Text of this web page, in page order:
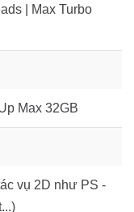
| Max Turbo
Max 32GB
vụ 2D như PS -